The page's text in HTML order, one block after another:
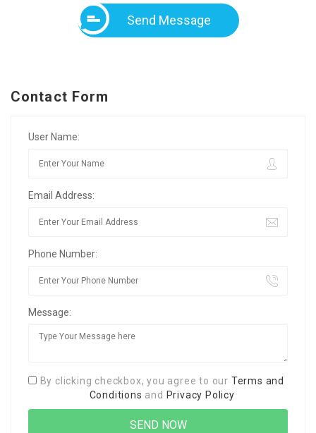
Send Message
Contact Form
User Name:
Email Address:
Phone Number:
Message:
By clicking checkbox, you agree to our Terms and
Conditions and Privacy Policy